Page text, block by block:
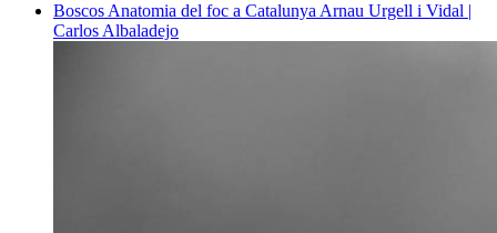
Boscos Anatomia del foc a Catalunya Arnau Urgell i Vidal |
Carlos Albaladejo